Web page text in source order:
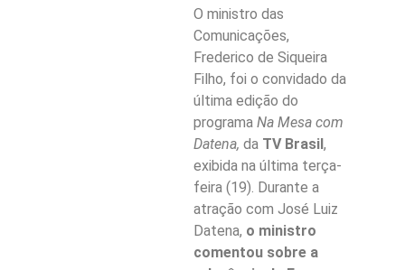
O ministro das
Comunicações,
Frederico de Siqueira
Filho, foi o convidado da
última edição do
programaNa Mesa com
Datena, da TV Brasil,
exibida na última terça-
feira (19). Durante a
atração com José Luiz
Datena, o ministro
comentou sobre a